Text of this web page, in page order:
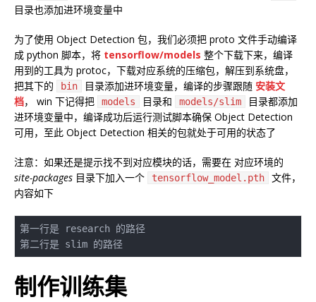
目录也添加进环境变量中
为了使用 Object Detection 包，我们必须把 proto 文件手动编译
成 python 脚本，将 tensorflow/models 整个下载下来，编译
用到的工具为 protoc，下载对应系统的压缩包，解压到系统盘，
把其下的
bin 目录添加进环境变量，编译的步骤跟随 安装文
档， win 下记得把 models 目录和 models/slim
目录都添加
进环境变量中，编译成功后运行测试脚本确保 Object Detection
可用，至此 Object Detection 相关的包就处于可用的状态了
注意：如果还是提示找不到对应模块的话，需要在 对应环境的
site-packages 目录下加入一个 tensorflow_model.pth
文件，
内容如下
第一行是 research 的路径
制作训练集